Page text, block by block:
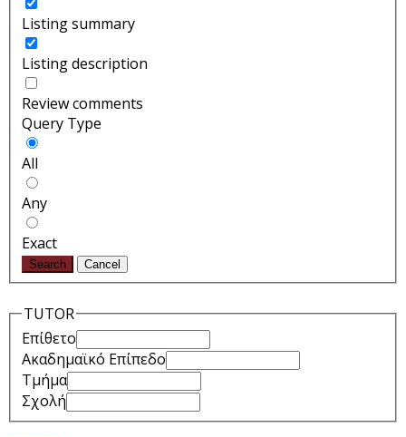
Listing summary
Listing description
Review comments
Query Type
All
Any
Exact
Search Cancel
TUTOR
Επίθετο
Ακαδημαϊκό Επίπεδο
Τμήμα
Σχολή